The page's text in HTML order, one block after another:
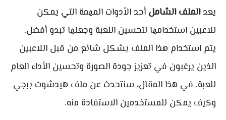
يعدالملف الشامل أحد الأدوات المهمة التي يمكن
للاعبين استخدامها لتحسين اللعبة وجعلها تبدو أفضل.
يتم استخدام هذا الملف بشكل شائع من قبل اللاعبين
الذين يرغبون في تعزيز جودة الصورة وتحسين الأداء العام
للعبة. في هذا المقال، سنتحدث عن ملف هيدشوت ببجي
وكيف يمكن للمستخدمين الاستفادة منه.